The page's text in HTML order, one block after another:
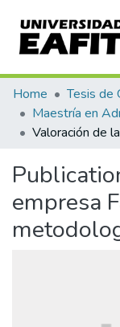
Communities &
All of DSpace
Home Tesis de
empresa